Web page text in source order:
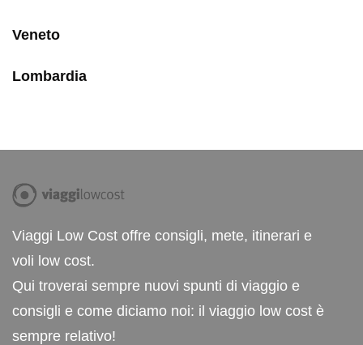
Veneto
Lombardia
Viaggi Low Cost offre consigli, mete, itinerari e
voli low cost.
Qui troverai sempre nuovi spunti di viaggio e
consigli e come diciamo noi: il viaggio low cost è
sempre relativo!